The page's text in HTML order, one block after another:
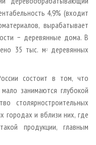
4,9% (входит
вырабатывает
− деревянные дома. В
35 тыс. м2деревянных
состоит в том, что
занимаются глубокой
столярно­строительных
городах и вблизи них, где
продукции, главным